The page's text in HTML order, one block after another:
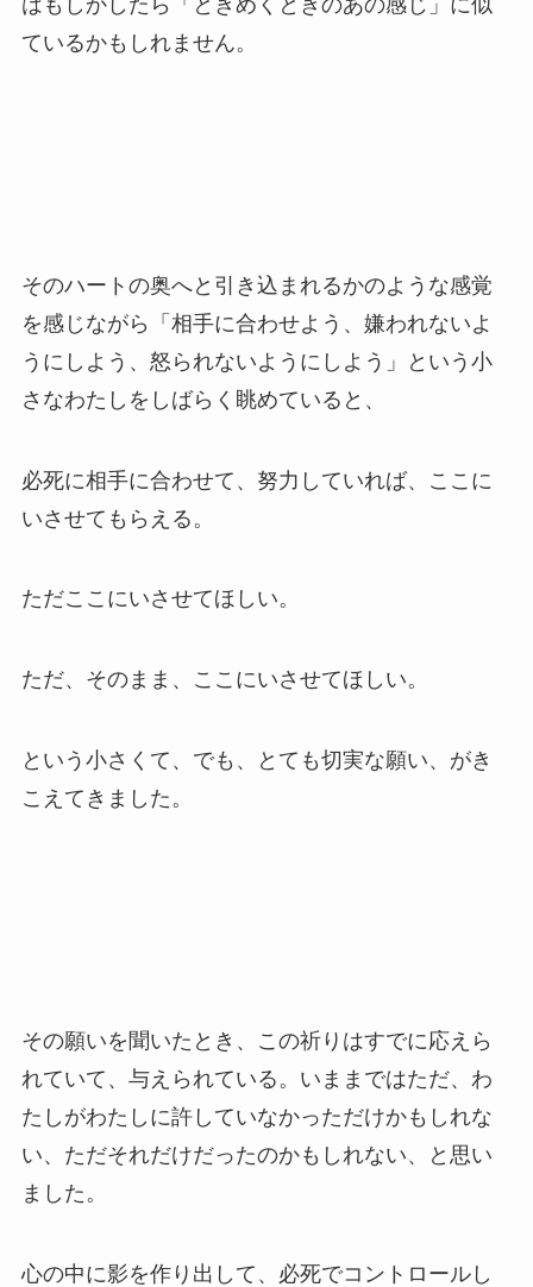
はもしかしたら「ときめくときのあの感じ」に似
ているかもしれません。
そのハートの奥へと引き込まれるかのような感覚
を感じながら「相手に合わせよう、嫌われないよ
うにしよう、怒られないようにしよう」という小
さなわたしをしばらく眺めていると、
必死に相手に合わせて、努力していれば、ここに
いさせてもらえる。
ただここにいさせてほしい。
ただ、そのまま、ここにいさせてほしい。
という小さくて、でも、とても切実な願い、がき
こえてきました。
その願いを聞いたとき、この祈りはすでに応えら
れていて、与えられている。いままではただ、わ
たしがわたしに許していなかっただけかもしれな
い、ただそれだけだったのかもしれない、と思い
ました。
心の中に影を作り出して、必死でコントロールし